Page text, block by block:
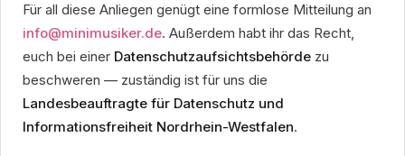
Für all diese Anliegen genügt eine formlose Mitteilung an
info@minimusiker.de. Außerdem habt ihr das Recht,
euch bei einer Datenschutzaufsichtsbehörde zu
beschweren — zuständig ist für uns die
Landesbeauftragte für Datenschutz und
Informationsfreiheit Nordrhein-Westfalen.